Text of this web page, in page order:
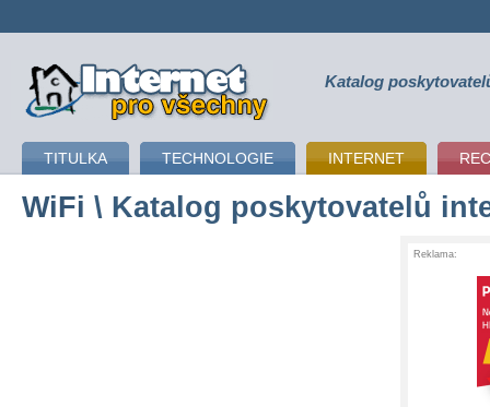
připojení k internetu Katalog
TITULKA TECHNOLOGIE INTERNET
WiFi \ Katalog poskytovatelů
Reklama: